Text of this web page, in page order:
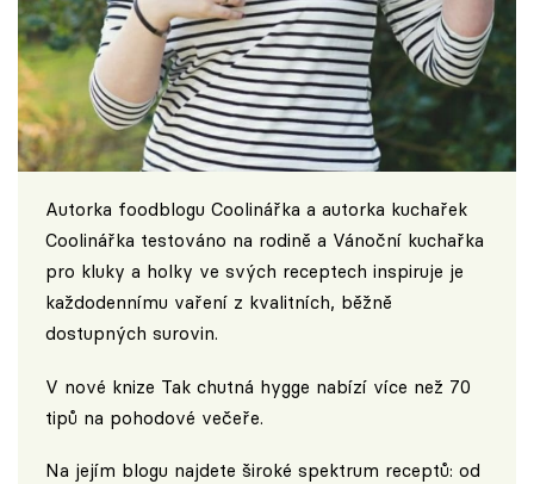
Autorka foodblogu Coolinářka a autorka kuchařek
Coolinářka testováno na rodině a Vánoční kuchařka
pro kluky a holky ve svých receptech inspiruje je
každodennímu vaření z kvalitních, běžně
dostupných surovin.
V nové knize Tak chutná hygge nabízí více než 70
tipů na pohodové večeře.
Na jejím blogu najdete široké spektrum receptů: od